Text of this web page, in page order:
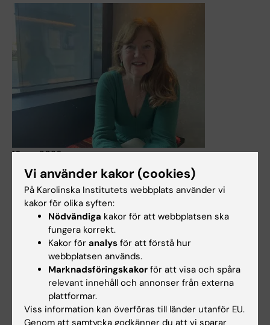
16 apr 2026
Ny kurs stärker barnmorskors kompetens inom
klimakterievård
Efterfrågan på specialiserad och evidensbaserad
klimakterievård ökar i hela landet. Anmälan är nu öppen
till Karolinska Institutets nya uppdragsutbildning som ger
barnmorskor fördjupad kompetens att utveckla och leda
klimakterievården i sin egen verksamhet – i linje med
Socialstyrelsens nya nationella riktlinjer.
Nyheter
Vi använder kakor (cookies)
På Karolinska Institutets webbplats använder vi
kakor för olika syften:
Nödvändiga kakor för att webbplatsen ska
fungera korrekt.
Kakor för analys för att förstå hur
webbplatsen används.
Marknadsföringskakor för att visa och spåra
relevant innehåll och annonser från externa
plattformar.
Viss information kan överföras till länder utanför EU.
Genom att samtycka godkänner du att vi sparar